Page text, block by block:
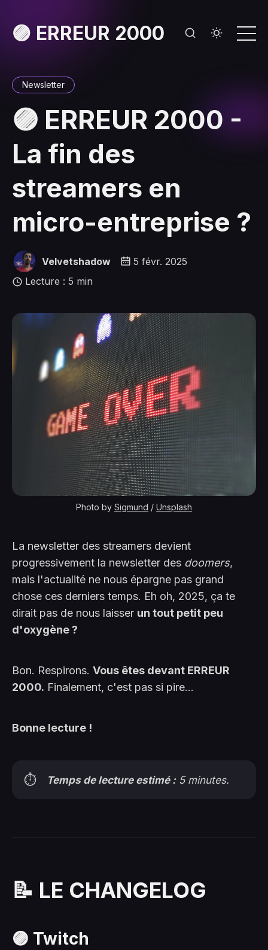
🟣 ERREUR 2000
Newsletter
🟣 ERREUR 2000 -
La fin des
streamers en
micro-entreprise ?
Velvetshadow
5 févr. 2025
Lecture : 5 min
Photo by Sigmund / Unsplash
La newsletter des streamers devient
progressivement la newsletter des doomers,
mais l'actualité ne nous épargne pas grand
chose ces derniers temps. Eh oh, 2025, ça te
dirait pas de nous laisser un tout petit peu
d'oxygène ?
Bon. Respirons. Vous êtes devant ERREUR
2000. Finalement, c'est pas si pire...
Bonne lecture !
⏱️ Temps de lecture estimé : 5 minutes.
📝 LE CHANGELOG
🟣 Twitch